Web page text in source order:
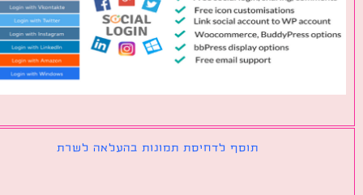
תוסף לדחיסת תמונות בהעלאה לשרת